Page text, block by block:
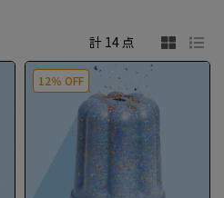
計 14 点
12％ OFF